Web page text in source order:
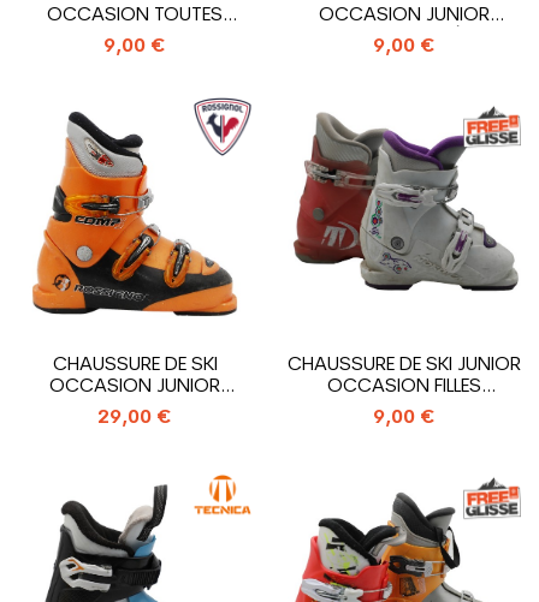
OCCASION TOUTES
MARQUES_1...
9,00 €
OCCASION JUNIOR
SALOMON MODÈLE...
9,00 €
CHAUSSURE DE SKI
OCCASION JUNIOR
ROSSIGNOL COMP J3_3...
29,00 €
CHAUSSURE DE SKI JUNIOR
OCCASION FILLES
TOUTES...
9,00 €